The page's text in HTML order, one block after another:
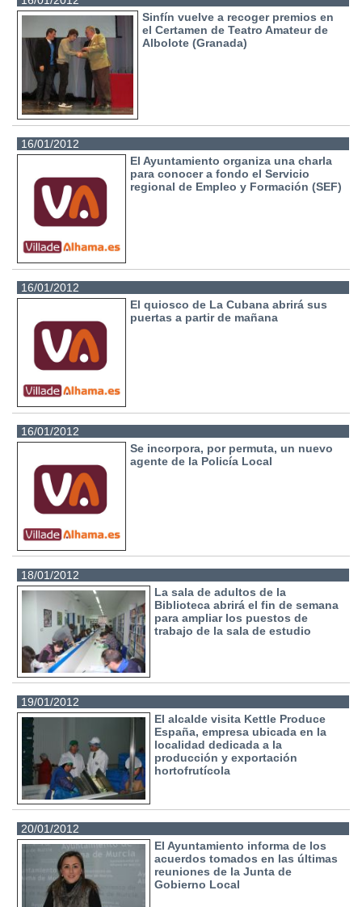
Sinfín vuelve a recoger premios en
el Certamen de Teatro Amateur de
Albolote (Granada)
16/01/2012
El Ayuntamiento organiza una charla
para conocer a fondo el Servicio
regional de Empleo y Formación (SEF)
16/01/2012
El quiosco de La Cubana abrirá sus
puertas a partir de mañana
16/01/2012
Se incorpora, por permuta, un nuevo
agente de la Policía Local
18/01/2012
La sala de adultos de la
Biblioteca abrirá el fin de semana
para ampliar los puestos de
trabajo de la sala de estudio
19/01/2012
El alcalde visita Kettle Produce
España, empresa ubicada en la
localidad dedicada a la
producción y exportación
hortofrutícola
20/01/2012
El Ayuntamiento informa de los
acuerdos tomados en las últimas
reuniones de la Junta de
Gobierno Local